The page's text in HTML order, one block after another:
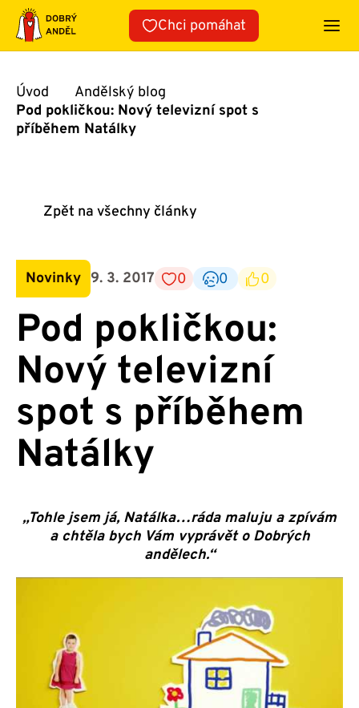
Přeskočit
obsah
Chci pomáhat
Úvod
Andělský blog
Pod pokličkou: Nový televizní spot s
příběhem Natálky
Zpět na všechny články
Novinky 9. 3. 2017 0 0 0
Pod pokličkou:
Nový televizní
spot s příběhem
Natálky
„Tohle jsem já, Natálka…ráda maluju a zpívám
a chtěla bych Vám vyprávět o Dobrých
andělech.“